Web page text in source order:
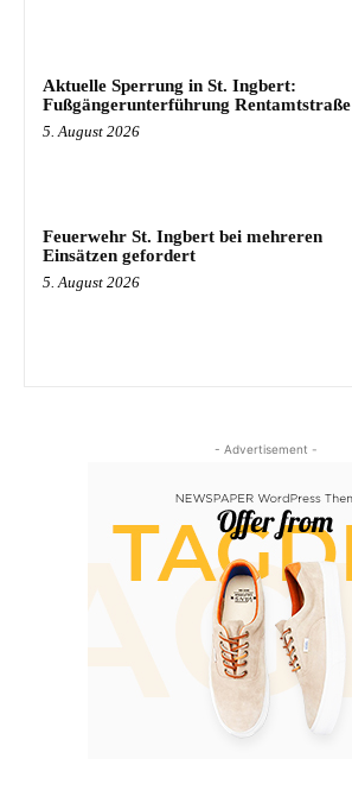
Aktuelle Sperrung in St. Ingbert:
Fußgängerunterführung Rentamtstraße
5. August 2026
Feuerwehr St. Ingbert bei mehreren
Einsätzen gefordert
5. August 2026
- Advertisement -